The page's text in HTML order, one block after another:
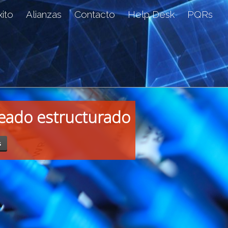
Alianzas Contacto Help Desk PQRs
estructurado